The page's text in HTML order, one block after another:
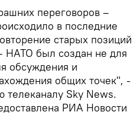
переговоров –
в последние
старых позиций
НАТО был создан не для
обсуждения и
общих точек", -
телеканалу Sky News.
РИА Новости